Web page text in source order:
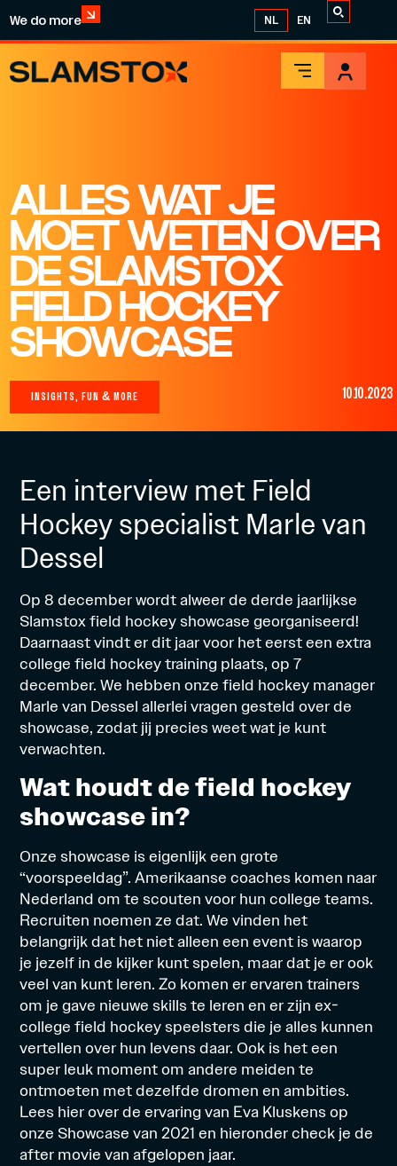
We do more NL EN
ALLES WAT JE
MOET WETEN OVER
DE SLAMSTOX
FIELD HOCKEY
SHOWCASE
INSIGHTS, FUN & MORE 10.10.2023
Een interview met Field
Hockey specialist Marle van
Dessel
Op 8 december wordt alweer de derde jaarlijkse
Slamstox field hockey showcase georganiseerd!
Daarnaast vindt er dit jaar voor het eerst een extra
college field hockey training plaats, op 7
december. We hebben onze field hockey manager
Marle van Dessel allerlei vragen gesteld over de
showcase, zodat jij precies weet wat je kunt
verwachten.
Wat houdt de field hockey
showcase in?
Onze showcase is eigenlijk een grote
“voorspeeldag”. Amerikaanse coaches komen naar
Nederland om te scouten voor hun college teams.
Recruiten noemen ze dat. We vinden het
belangrijk dat het niet alleen een event is waarop
je jezelf in de kijker kunt spelen, maar dat je er ook
veel van kunt leren. Zo komen er ervaren trainers
om je gave nieuwe skills te leren en er zijn ex-
college field hockey speelsters die je alles kunnen
vertellen over hun levens daar. Ook is het een
super leuk moment om andere meiden te
ontmoeten met dezelfde dromen en ambities.
Lees hierover de ervaring van Eva Kluskens op
onze Showcase van 2021 en hieronder check je de
after movie van afgelopen jaar.